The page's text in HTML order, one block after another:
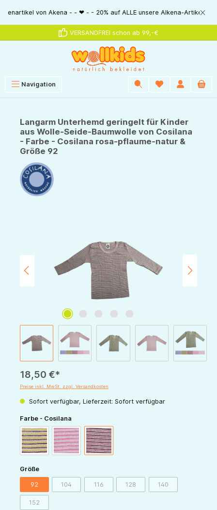
springen
von Akena - - ❤ - - 20% auf ALLE unsere Alkena-Artikel - - ❤ -
VERSANDFREI schon ab 99,-€
Navigation
Langarm Unterhemd geringelt für Kinder
aus Wolle-Seide-Baumwolle von Cosilana
- Farbe - Cosilana rosa-pflaume-natur &
Größe 92
18,50 €*
Preise inkl. MwSt. zzgl. Versandkosten
Sofort verfügbar, Lieferzeit: Sofort verfügbar
Farbe - Cosilana
grün-pflaume-natur
pink-grau-naturrosa-pflaume-natur
Größeauswählen
92 104(Diese Option ist zurzeit nicht verfügbar.)
116(Diese Option ist zurzeit nicht verfügbar.)
128(Diese Option ist zurzeit nicht
140(Diese Option ist
152(Diese Option ist zurzeit nicht verfügbar.)